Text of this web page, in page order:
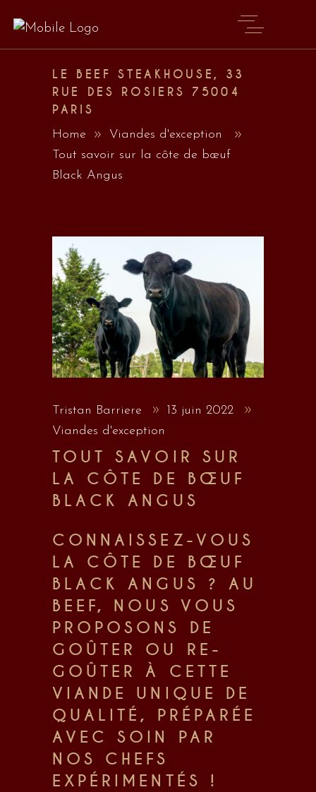
LE BEEF STEAKHOUSE, 33
RUE DES ROSIERS 75004
PARIS
Home
Viandes d'exception
Tout savoir sur la côte de bœuf
Black Angus
Tristan Barriere
13 juin 2022
Viandes d'exception
TOUT SAVOIR SUR
LA CÔTE DE BŒUF
BLACK ANGUS
CONNAISSEZ-VOUS
LA CÔTE DE BŒUF
BLACK ANGUS ? AU
BEEF, NOUS VOUS
PROPOSONS DE
GOÛTER OU RE-
GOÛTER À CETTE
VIANDE UNIQUE DE
QUALITÉ, PRÉPARÉE
AVEC SOIN PAR
NOS CHEFS
EXPÉRIMENTÉS !